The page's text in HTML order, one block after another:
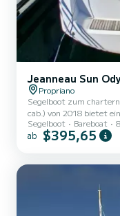
Jeanneau Sun
Propriano
Segelboot zum
cab.) von 2018 bietet
mehrtägigen oder mehrwöchigen Törn.
allem Komfort und eine
Segelboot Bareboat
ab $395,65